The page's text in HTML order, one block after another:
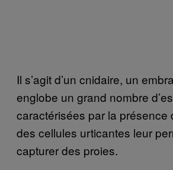
Il s’agit d’un cnidaire, un
englobe un grand nombre
caractérisées par la présence
des cellules urticantes leur
capturer des proies.